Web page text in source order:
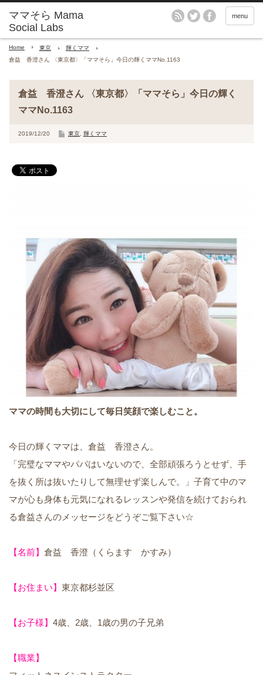
menu
Home 東京
輝くママ
倉益 香澄さん 〈東京都〉「ママそら」今日の輝くママNo.1163
倉益 香澄さん 〈東京都〉「ママそら」今日の輝く
ママNo.1163
2019/12/20 東京 輝くママ
ママの時間も大切にして毎日笑顔で楽しむこと。
今日の輝くママは、倉益 香澄さん。
「完璧なママやパパはいないので、全部頑張ろうとせず、手
を抜く所は抜いたりして無理せず楽しんで。」子育て中のマ
マが心も身体も元気になれるレッスンや発信を続けておられ
る倉益さんのメッセージをどうぞご覧下さい☆
【名前】 倉益 香澄（くらます かすみ）
【お住まい】 東京都杉並区
【お子様】 4歳、2歳、1歳の男の子兄弟
【職業】